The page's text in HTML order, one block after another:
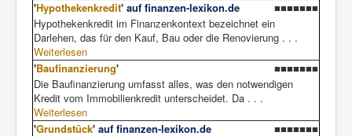
'Hypothekenkredit' auf finanzen-lexikon.de
■■■■■■■
Hypothekenkredit im Finanzenkontext bezeichnet ein
Darlehen, das für den Kauf, Bau oder die Renovierung . . .
Weiterlesen
'Baufinanzierung'
■■■■■■■
Die Baufinanzierung umfasst alles, was den notwendigen
Kredit vom Immobilienkredit unterscheidet. Da . . .
Weiterlesen
'Grundstück' auf finanzen-lexikon.de
■■■■■■■